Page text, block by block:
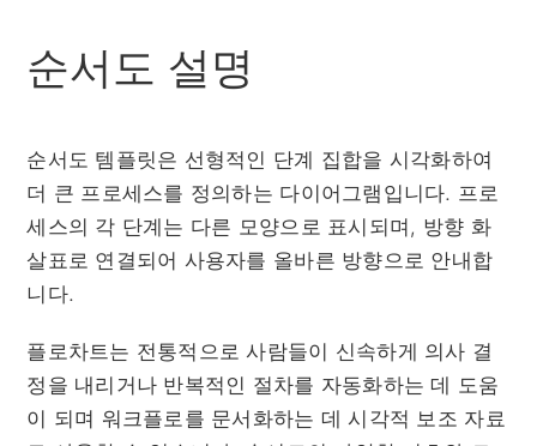
순서도 설명
순서도 템플릿은 선형적인 단계 집합을 시각화하여
더 큰 프로세스를 정의하는 다이어그램입니다. 프로
세스의 각 단계는 다른 모양으로 표시되며, 방향 화
살표로 연결되어 사용자를 올바른 방향으로 안내합
니다.
플로차트는 전통적으로 사람들이 신속하게 의사 결
정을 내리거나 반복적인 절차를 자동화하는 데 도움
이 되며 워크플로를 문서화하는 데 시각적 보조 자료